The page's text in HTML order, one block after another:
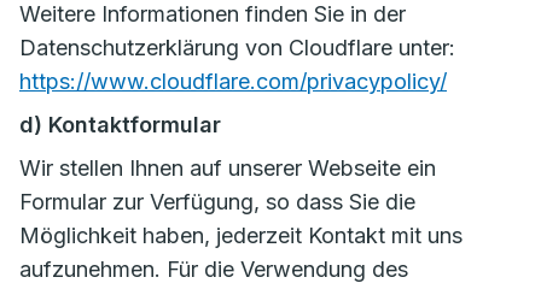
Weitere Informationen finden Sie in der
Datenschutzerklärung von Cloudflare unter:
https://www.cloudflare.com/privacypolicy/
d) Kontaktformular
Wir stellen Ihnen auf unserer Webseite ein
Formular zur Verfügung, so dass Sie die
Möglichkeit haben, jederzeit Kontakt mit uns
aufzunehmen. Für die Verwendung des